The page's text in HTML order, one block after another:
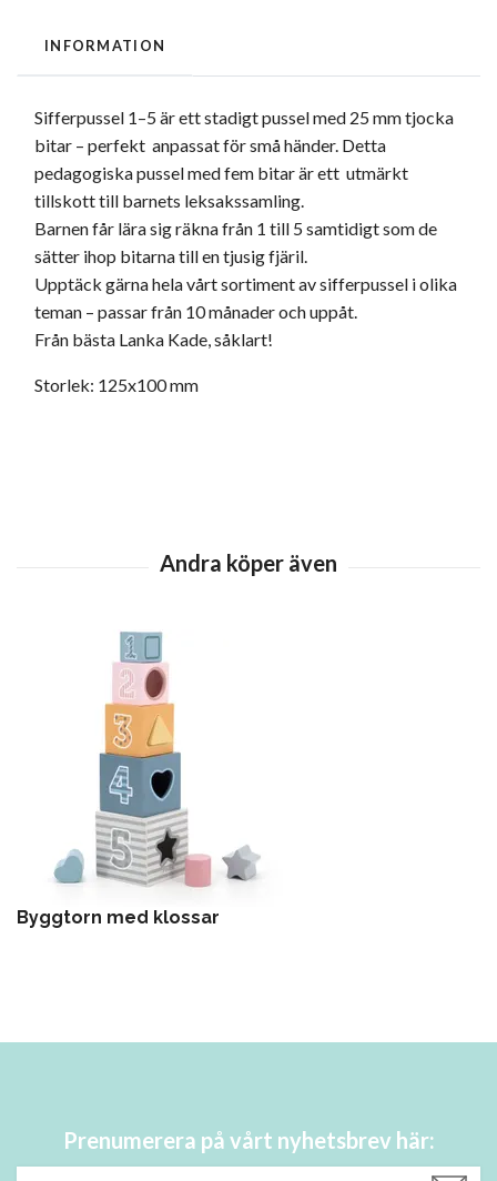
INFORMATION
Sifferpussel 1–5 är ett stadigt pussel med 25 mm tjocka
bitar – perfekt anpassat för små händer. Detta
pedagogiska pussel med fem bitar är ett utmärkt
tillskott till barnets leksakssamling.
Barnen får lära sig räkna från 1 till 5 samtidigt som de
sätter ihop bitarna till en tjusig fjäril.
Upptäck gärna hela vårt sortiment av sifferpussel i olika
teman – passar från 10 månader och uppåt.
Från bästa Lanka Kade, såklart!
Storlek: 125x100 mm
Byggtorn med klossar
Prenumerera på vårt nyhetsbrev här: